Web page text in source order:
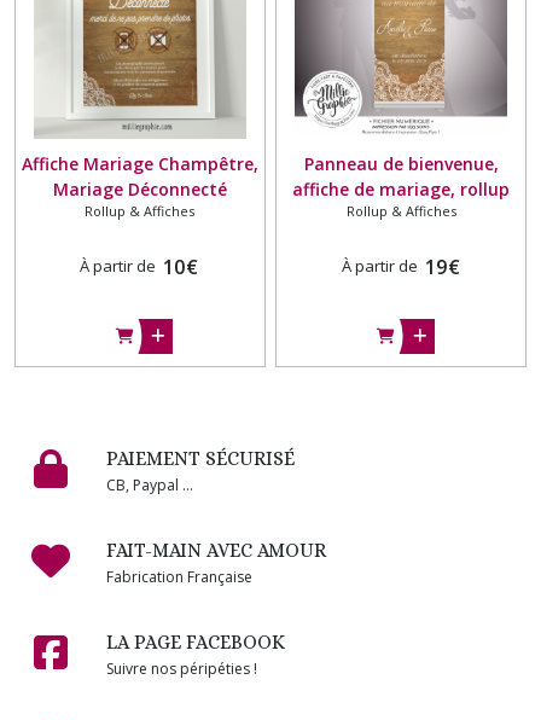
Affiche Mariage Champêtre,
Mariage Déconnecté
Rollup & Affiches
À partir de 10€
Panneau de bienvenue,
affiche de mariage, rollup
mariage champêtre
NUMERIQUE}
Rollup & Affiches
À partir de 19€
PAIEMENT SÉCURISÉ
CB, Paypal ...
FAIT-MAIN AVEC AMOUR
Fabrication Française
LA PAGE FACEBOOK
Suivre nos péripéties !